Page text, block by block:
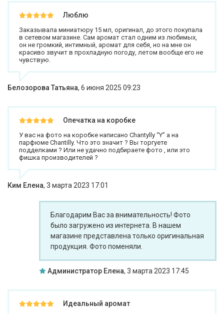
Люблю
Заказывала миниатюру 15 мл, оригинал, до этого покупала
в сетевом магазине. Сам аромат стал одним из любимых,
он не громкий, интимный, аромат для себя, но на мне он
красиво звучит в прохладную погоду, летом вообще его не
чувствую.
Белозорова Татьяна, 6 июня 2025 09:23
Опечатка на коробке
У вас на фото на коробке написано Chantylly “Y” а на
парфюме Chantilly. Что это значит ? Вы торгуете
подделками ? Или не удачно подбираете фото , или это
фишка производителей ?
Ким Елена, 3 марта 2023 17:01
Благодарим Вас за внимательность! Фото
было загружено из интернета. В нашем
магазине представлена только оригинальная
продукция. Фото поменяли.
Администратор Елена, 3 марта 2023 17:45
Идеальный аромат